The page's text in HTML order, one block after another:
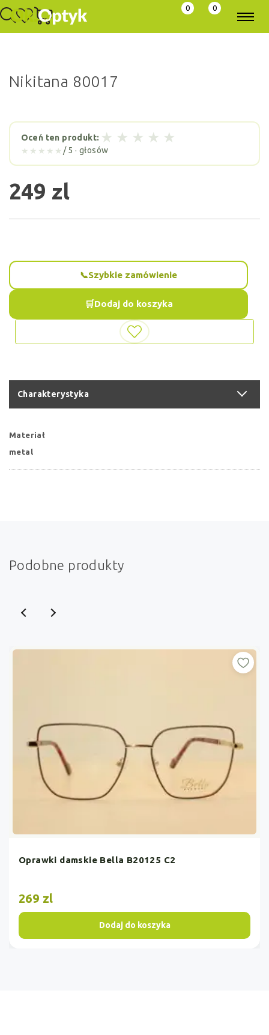
0 0
Nikitana 80017
Oceń ten produkt: ★ ★ ★ ★ ★
★★★★★ / 5 · głosów
249 zl
Szybkie zamówienie
Dodaj do koszyka
Charakterystyka
Materiał
metal
Podobne produkty
Oprawki damskie Bella B20125 C2
269 zl
Dodaj do koszyka